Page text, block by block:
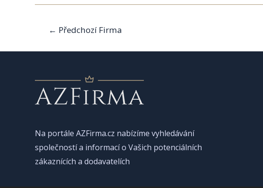
Navigace
pro
příspěvek
← Předchozí Firma
Na portále AZFirma.cz nabízíme vyhledávání
společností a informací o Vašich potenciálních
zákaznících a dodavatelích